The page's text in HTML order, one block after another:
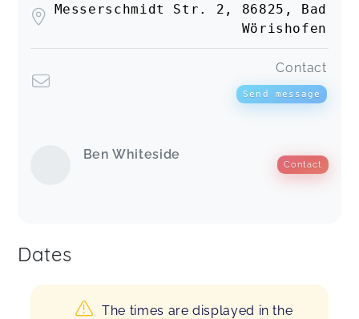
Messerschmidt Str. 2, 86825, Bad
Wörishofen
Contact
Send message
Ben Whiteside
Contact
Dates
The times are displayed in the